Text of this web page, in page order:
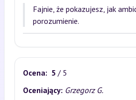
Fajnie, że pokazujesz, jak
porozumienie.
Ocena: 5 / 5
Oceniający: Grzegorz G.